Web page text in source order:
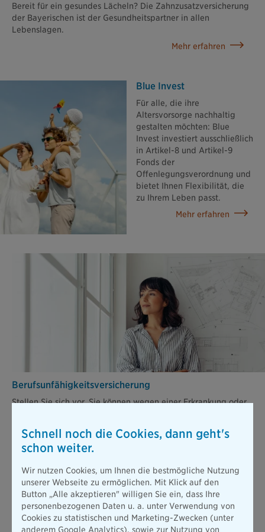
Alle Produkte
Bereit für ein gesundes Lächeln? Die Zahnzusatzversicherung
der Bayerischen ist der Gesundheitspartner in allen
Lebenslagen.
Mehr erfahren
Blue Invest
Für alle, die ihre
Altersvorsorge nachhaltig
gestalten möchten: Blue
Invest investiert ausschließlich
in Artikel-8 und Artikel-9
Fonds der
Offenlegungsverordnung und
bietet Ihnen Flexibilität, die
zu Ihrem Leben passt.
Mehr erfahren
Berufsunfähigkeits­versicherung
Stellen Sie sich vor, Sie können wegen einer Erkrankung oder
Lebensstandard zu halten.
Schnell noch die Cookies, dann geht's
schon weiter.
Wir nutzen Cookies, um Ihnen die bestmögliche Nutzung
unserer Webseite zu ermöglichen. Mit Klick auf den
Button „Alle akzeptieren" willigen Sie ein, dass Ihre
personenbezogenen Daten u. a. unter Verwendung von
Cookies zu statistischen und Marketing-Zwecken (unter
anderem Google Analytics), sowie zur Nutzung von